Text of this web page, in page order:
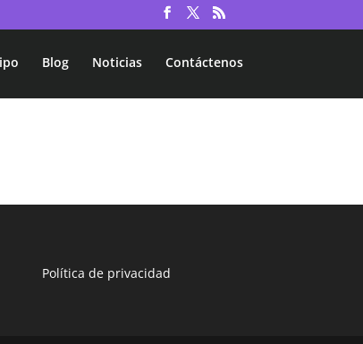
Blog Noticias Contáctenos
Política de privacidad